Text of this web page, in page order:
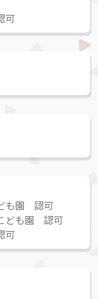
可
も園 認可
ども園 認可
可